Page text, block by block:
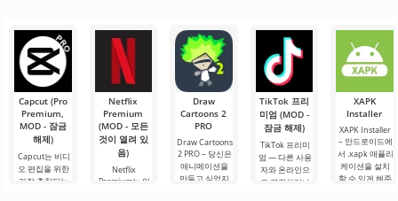
가 여러분! 오늘
저는 상상의 흰
가운을 입기로
했습니다 그리
하는 데 도움을
주며, 그와 친구
가 되어야 한다
는 것을 알고 있
습니다. 그가 도
움을 주도록.
크래프트 세계
에서는 항상 무
언가가 일어납
니다: 새로운 블
록, 신비로운 생
물 군계, 그리고.
글을 쓰는 동안
에도 감정이 북
받쳐 오릅니다.
오늘은 단순한
리뷰가 아닙니
다 — 이것은 저
의.
Minecraft의 기
본 키를 사용하
면 필요한 요소
를 선택하고, 기
능, 인벤토리 또
는 주변 물체와
Capcut (Pro
Premium,
MOD - 잠금
해제)
Capcut는 비디
오 편집을 위한
가장 추천되는
Netflix
Premium
(MOD - 모든
것이 열려 있
음)
Netflix
Premium는 안
Draw
Cartoons 2
PRO
Draw Cartoons
2 PRO – 당신은
애니메이션을
만들고 싶었지
TikTok 프리
미엄 (MOD -
잠금 해제)
TikTok 프리미
엄 — 다른 사용
자와 온라인으
로 연결하거나
XAPK
Installer
XAPK Installer
– 안드로이드에
서 .xapk 애플리
케이션을 설치
할 수 있게 해줍